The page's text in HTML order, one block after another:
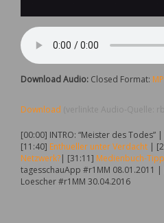
Download Audio: Closed Format:
Download (verlinkte Audio-Quelle:
[00:00] INTRO: “Meister des Todes”
[11:40] Enthueller unter Verdacht |
Netzwerk?| [31:11] Medienbuch-
tagesschauApp #r1MM 08.01.2011
Loescher #r1MM 30.04.2016